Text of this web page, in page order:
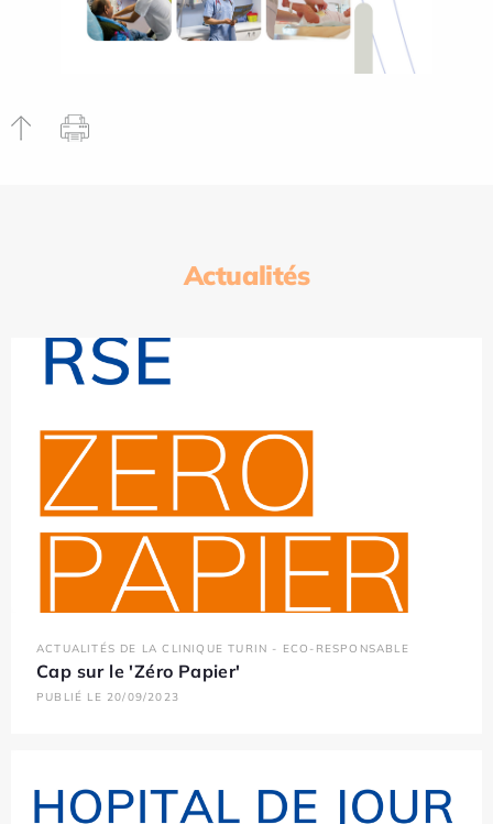
Actualités
ACTUALITÉS DE LA CLINIQUE TURIN - ECO-RESPONSABLE
Cap sur le 'Zéro Papier'
PUBLIÉ LE 20/09/2023